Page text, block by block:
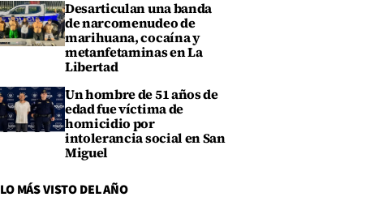
Desarticulan una banda
de narcomenudeo de
marihuana, cocaína y
metanfetaminas en La
Libertad
Un hombre de 51 años de
edad fue víctima de
homicidio por
intolerancia social en San
Miguel
LO MÁS VISTO DEL AÑO